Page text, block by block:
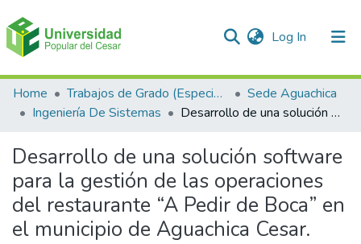
Log In (current)
Communities & Collections
All of DSpace
Statistics
Home Trabajos de Grado (Especializaciones y Pregrados)
Sede Aguachica
Ingeniería De Sistemas
Desarrollo de una solución software para la gestión de las operaciones del restaurante “A Pedir de Boca” en el municipio de Aguachica Cesar.
Desarrollo de una solución software
para la gestión de las operaciones
del restaurante “A Pedir de Boca” en
el municipio de Aguachica Cesar.